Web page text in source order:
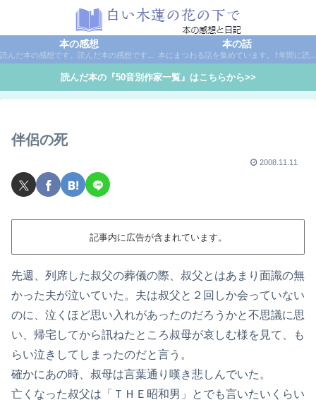
本の感想
読んだ本の感想です。読んだ本の感想です。本は作家名で50音別に分類しています。
本の話
本にまつわる話を集めています。1年間に読んだ本の総括や、本に関する話題など。
読んだ本の『50音別作家一覧』はこちらから>>
伴侶の死
2008.11.11
記事内に広告が含まれています。
先週、列席した叔父の葬儀の際、叔父とはあまり面識の無
かった夫が泣いていた。夫は叔父と２回しか会っていない
のに、泣くほど思い入れがあったのだろうかと不思議に思
い、帰宅してから訊ねたところ叔母が哀しむ様を見て、も
らい泣きしてしまったのだと言う。
確かにあの時、叔母は言葉通り嘆き悲しんでいた。
亡くなった叔父は「ＴＨＥ昭和男」とでも言いたいくらい